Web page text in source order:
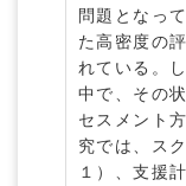
問題となっ
た高密度の
れている。
中で、その
セスメント
究では、ス
１）、支援